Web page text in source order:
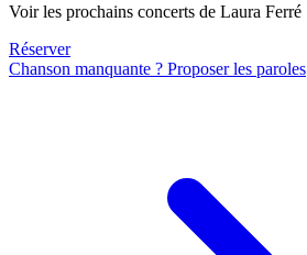
Voir les prochains concerts de Laura Ferré
Réserver
Chanson manquante ? Proposer les paroles